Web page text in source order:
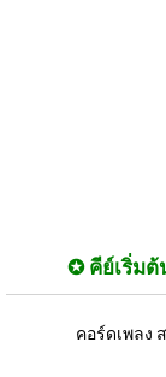
✪ คีย์เริ่มต้
คอร์ดเพลง